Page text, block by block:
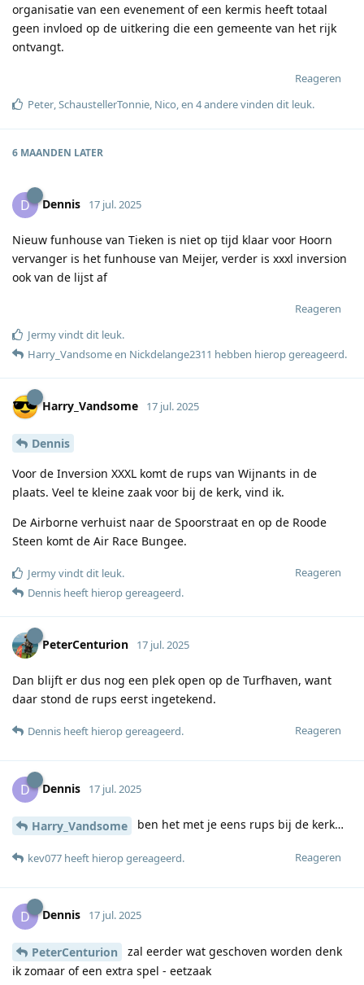
organisatie van een evenement of een kermis heeft totaal
geen invloed op de uitkering die een gemeente van het rijk
ontvangt.
Reageren
Peter,SchaustellerTonnie, Nico, en 4anderevinden dit leuk.
6 MAANDEN LATER
D Dennis 17 jul. 2025
Nieuw funhouse van Tieken is niet op tijd klaar voor Hoorn
vervanger is het funhouse van Meijer, verder is xxxl inversion
ook van de lijst af
Reageren
Jermyvindt dit leuk.
Harry_Vandsomeen Nickdelange2311 hebben hierop gereageerd.
Harry_Vandsome 17 jul. 2025
Dennis
Voor de Inversion XXXL komt de rups van Wijnants in de
plaats. Veel te kleine zaak voor bij de kerk, vind ik.
De Airborne verhuist naar de Spoorstraat en op de Roode
Steen komt de Air Race Bungee.
Reageren
Jermyvindt dit leuk.
Dennis heeft hierop gereageerd.
PeterCenturion 17 jul. 2025
Dan blijft er dus nog een plek open op de Turfhaven, want
daar stond de rups eerst ingetekend.
Reageren
Dennis heeft hierop gereageerd.
D Dennis 17 jul. 2025
Harry_Vandsome ben het met je eens rups bij de kerk…
Reageren
kev077 heeft hierop gereageerd.
D Dennis 17 jul. 2025
PeterCenturion
zal eerder wat geschoven worden denk
ik zomaar of een extra spel - eetzaak